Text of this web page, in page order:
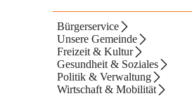
Bürgerservice
Unsere Gemeinde
Freizeit & Kultur
Gesundheit & Soziales
Politik & Verwaltung
Wirtschaft & Mobilität
Kloster St.